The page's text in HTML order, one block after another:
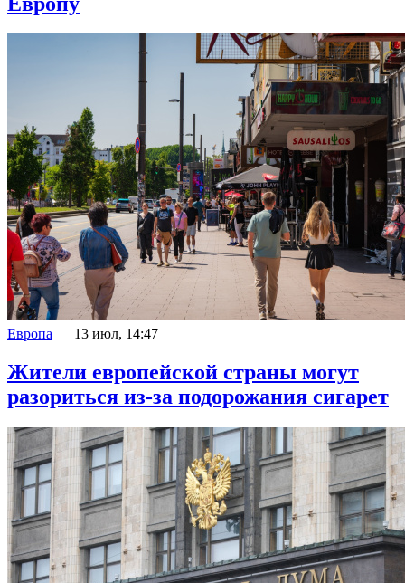
Европа 13 июл, 14:47
Жители европейской страны могут
разориться из-за подорожания сигарет